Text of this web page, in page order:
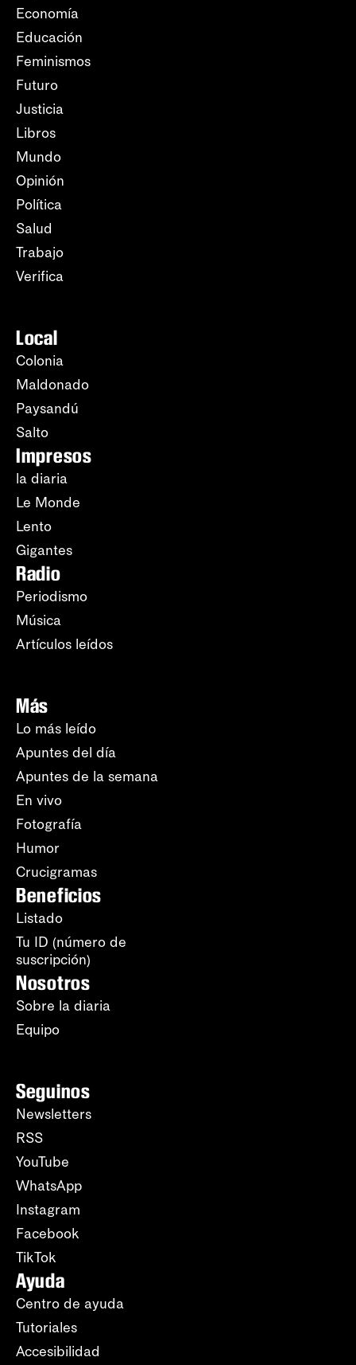
Economía
Educación
Feminismos
Futuro
Justicia
Libros
Mundo
Opinión
Política
Salud
Trabajo
Verifica
Local
Colonia
Maldonado
Paysandú
Salto
Impresos
la diaria
Le Monde
Lento
Gigantes
Radio
Periodismo
Música
Artículos leídos
Más
Lo más leído
Apuntes del día
Apuntes de la semana
En vivo
Fotografía
Humor
Crucigramas
Beneficios
Listado
Tu ID (número de
suscripción)
Nosotros
Sobre la diaria
Equipo
Seguinos
Newsletters
RSS
YouTube
WhatsApp
Instagram
Facebook
TikTok
Ayuda
Centro de ayuda
Tutoriales
Accesibilidad